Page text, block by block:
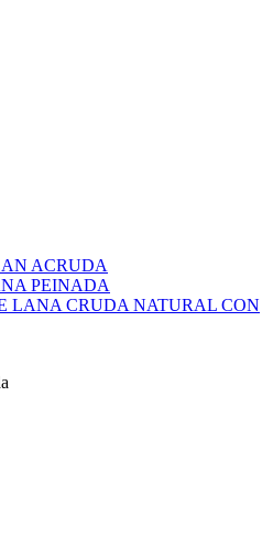
ACRUDA
PEINADA
LANA CRUDA NATURAL CON